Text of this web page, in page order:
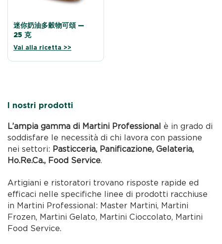
迷你奶油多穀物可頌 —
25 克
Vai alla ricetta >>
I nostri prodotti
L’ampia gamma di Martini Professional è in grado di
soddisfare le necessità di chi lavora con passione
nei settori: Pasticceria, Panificazione, Gelateria,
Ho.Re.Ca., Food Service.
Artigiani e ristoratori trovano risposte rapide ed
efficaci nelle specifiche linee di prodotti racchiuse
in Martini Professional: Master Martini, Martini
Frozen, Martini Gelato, Martini Cioccolato, Martini
Food Service.